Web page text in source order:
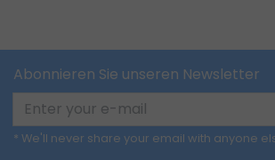
Abonnieren Sie unseren Newsletter
* We'll never share your email with anyone